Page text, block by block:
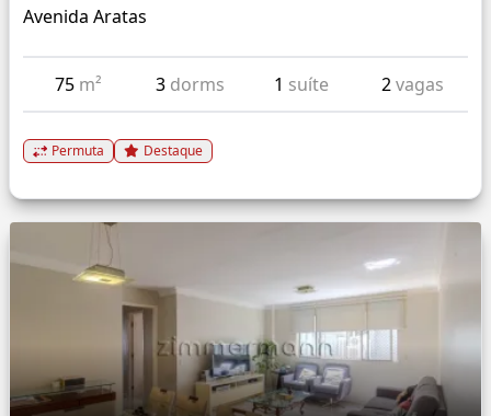
Avenida Aratas
75 m² 3 dorms 1 suíte 2vagas
Permuta Destaque